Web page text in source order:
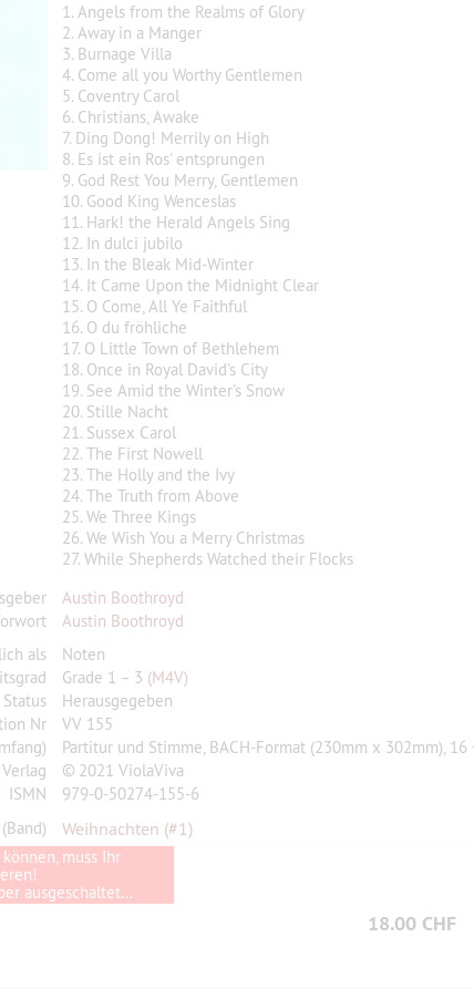
1. Angels from the Realms of Glory
2. Away in a Manger
3. Burnage Villa
4. Come all you Worthy Gentlemen
5. Coventry Carol
6. Christians, Awake
7. Ding Dong! Merrily on High
8. Es ist ein Ros' entsprungen
9. God Rest You Merry, Gentlemen
10. Good King Wenceslas
11. Hark! the Herald Angels Sing
12. In dulci jubilo
13. In the Bleak Mid-Winter
14. It Came Upon the Midnight Clear
15. O Come, All Ye Faithful
16. O du fröhliche
17. O Little Town of Bethlehem
18. Once in Royal David's City
19. See Amid the Winter's Snow
20. Stille Nacht
21. Sussex Carol
22. The First Nowell
23. The Holly and the Ivy
24. The Truth from Above
25. We Three Kings
26. We Wish You a Merry Christmas
27. While Shepherds Watched their Flocks
Austin Boothroyd
Austin Boothroyd
als
Noten
Grade 1 – 3 (M4V)
Status
Herausgegeben
Nr
VV 155
Partitur und Stimme, BACH-Format (230mm x 302mm), 16
Verlag
© 2021 ViolaViva
ISMN
979-0-50274-155-6
Weihnachten (#1)
muss Ihr
ausgeschaltet...
18.00 CHF